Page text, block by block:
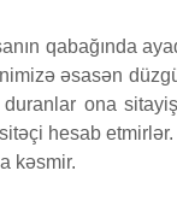
qabağında
əsasən
ona
hesab
kəsmir.